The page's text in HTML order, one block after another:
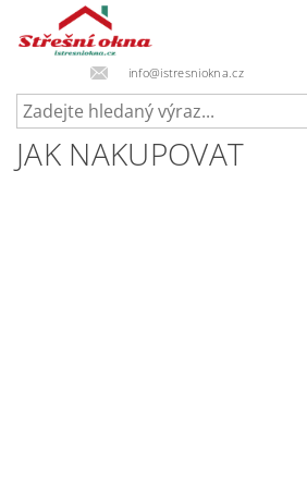
info@istresniokna.cz
JAK NAKUPOVAT